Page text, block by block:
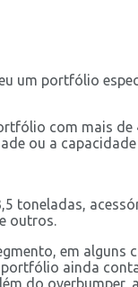
um portfólio
com mais
ou a
toneladas,
outros.
em alguns
ainda
do overbumper,